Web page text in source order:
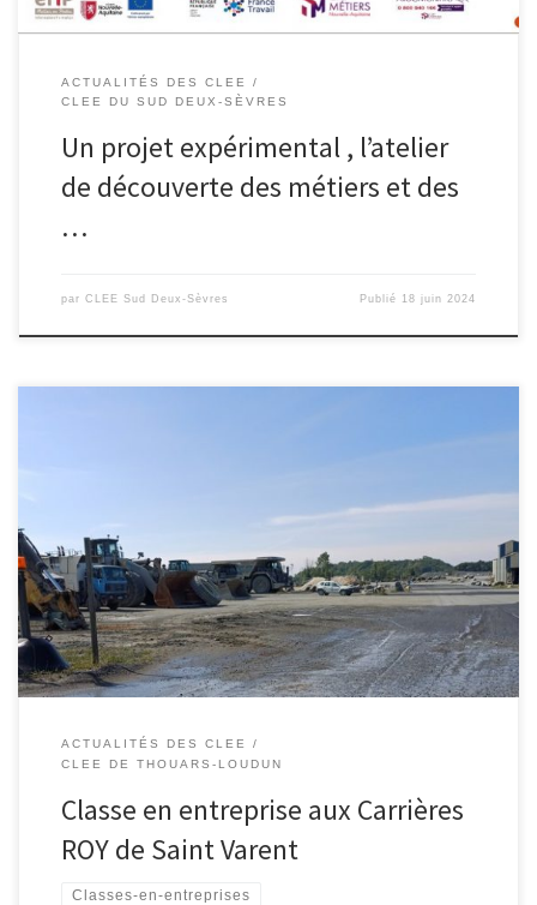
ACTUALITÉS DES CLEE
CLEE DU SUD DEUX-SÈVRES
Un projet expérimental , l’atelier
de découverte des métiers et des
…
par CLEE Sud Deux-Sèvres Publié 18 juin 2024
Pour la troisième année consécutive, les Carrières ROY recevaient
23 élèves de 4émeB du collège François Villon de Saint Varent
pour l’opération « Classe en entreprise ». Pendant 2 jours les
élèves ont eu la chance de visiter le site principal de « La
Noubleau » puis celui de « la Gouraudière », ils ont réalisé […]
ACTUALITÉS DES CLEE
CLEE DE THOUARS-LOUDUN
Classe en entreprise aux Carrières
ROY de Saint Varent
Classes-en-entreprises